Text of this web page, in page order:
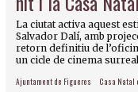
La ciutat activa aquest
Salvador Dalí, amb
retorn definitiu de
un cicle de cinema
Ajuntament de Figueres Casa Natal